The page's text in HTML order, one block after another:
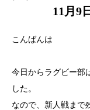
11月9
こんばんは
今日からラグビー部
した。
なので、新人戦まで